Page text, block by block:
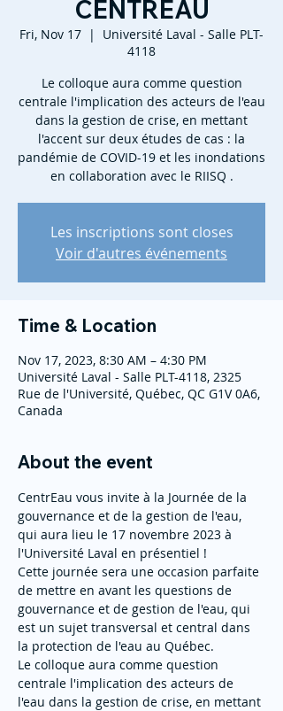
CENTREAU
Fri, Nov 17
  |
Université Laval - Salle PLT-
4118
Le colloque aura comme question
centrale l'implication des acteurs de l'eau
dans la gestion de crise, en mettant
l'accent sur deux études de cas : la
pandémie de COVID-19 et les inondations
en collaboration avec le RIISQ .
Les inscriptions sont closes
Voir d'autres événements
Time & Location
Nov 17, 2023, 8:30 AM – 4:30 PM
Université Laval - Salle PLT-4118, 2325
Rue de l'Université, Québec, QC G1V 0A6,
Canada
About the event
CentrEau vous invite à la Journée de la
gouvernance et de la gestion de l'eau,
qui aura lieu le 17 novembre 2023 à
l'Université Laval en présentiel !
Cette journée sera une occasion parfaite
de mettre en avant les questions de
gouvernance et de gestion de l'eau, qui
est un sujet transversal et central dans
la protection de l'eau au Québec.
Le colloque aura comme question
centrale l'implication des acteurs de
l'eau dans la gestion de crise, en mettant